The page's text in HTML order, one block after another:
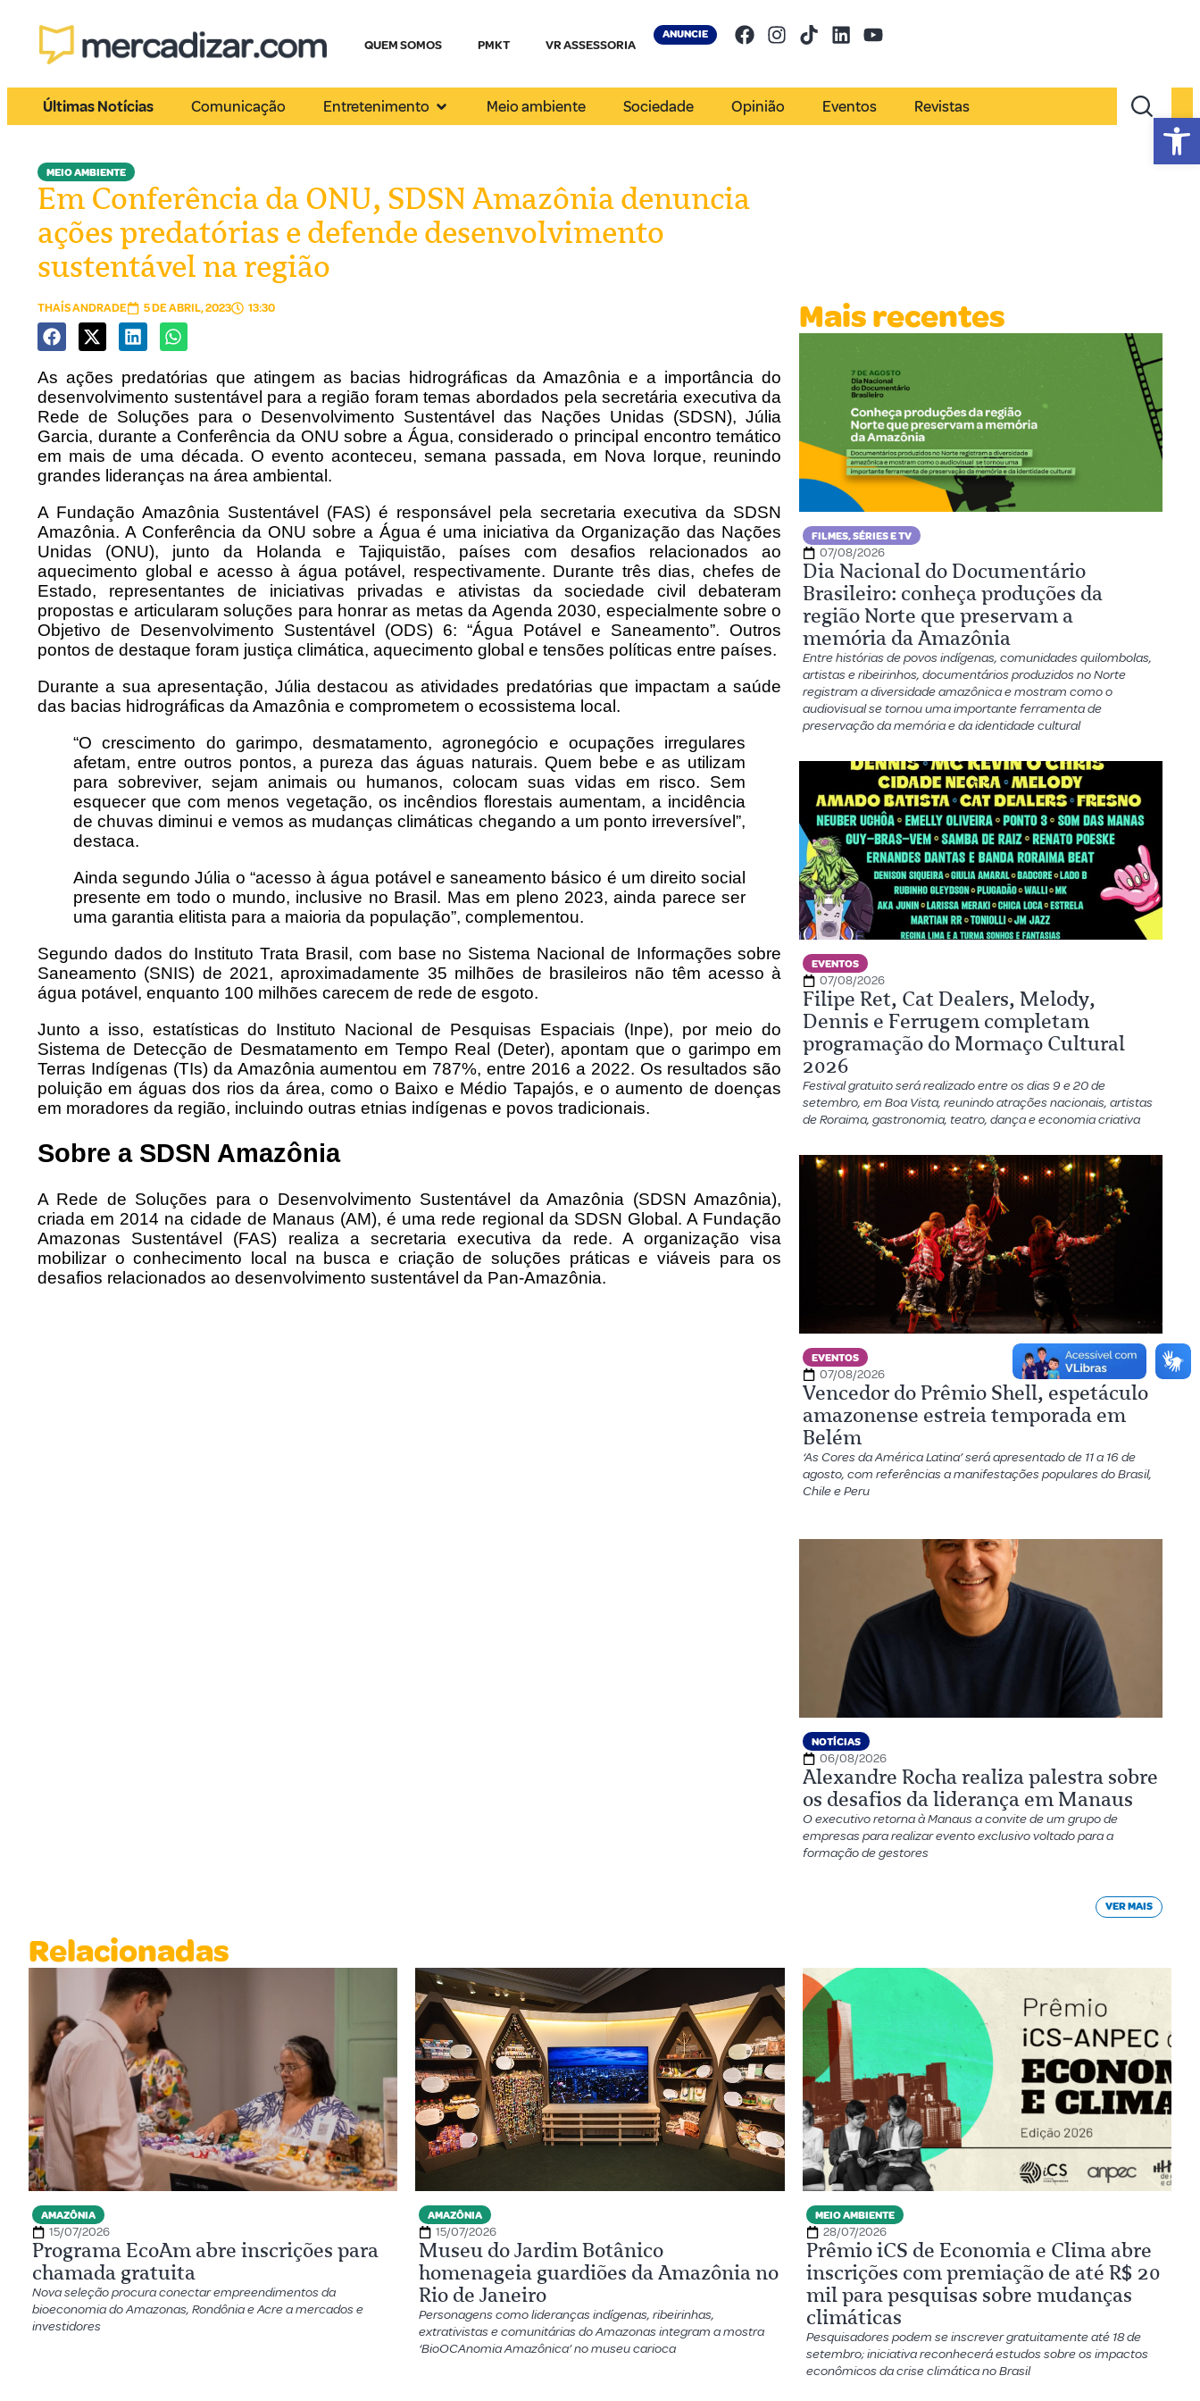
QUEM SOMOS PMKT VR ASSESSORIA
ANUNCIE
Últimas Notícias Comunicação Entretenimento Meio ambiente Sociedade Opinião Eventos Revistas
MEIO AMBIENTE
Em Conferência da ONU, SDSN Amazônia denuncia
ações predatórias e defende desenvolvimento
sustentável na região
THAÍS ANDRADE 5 DE ABRIL, 2023 13:30
As ações predatórias que atingem as bacias hidrográficas da Amazônia e a importância do
desenvolvimento sustentável para a região foram temas abordados pela secretária executiva da
Rede de Soluções para o Desenvolvimento Sustentável das Nações Unidas (SDSN), Júlia
Garcia, durante a Conferência da ONU sobre a Água, considerado o principal encontro temático
em mais de uma década. O evento aconteceu, semana passada, em Nova Iorque, reunindo
grandes lideranças na área ambiental.
A Fundação Amazônia Sustentável (FAS) é responsável pela secretaria executiva da SDSN
Amazônia. A Conferência da ONU sobre a Água é uma iniciativa da Organização das Nações
Unidas (ONU), junto da Holanda e Tajiquistão, países com desafios relacionados ao
aquecimento global e acesso à água potável, respectivamente. Durante três dias, chefes de
Estado, representantes de iniciativas privadas e ativistas da sociedade civil debateram
propostas e articularam soluções para honrar as metas da Agenda 2030, especialmente sobre o
Objetivo de Desenvolvimento Sustentável (ODS) 6: “Água Potável e Saneamento”. Outros
pontos de destaque foram justiça climática, aquecimento global e tensões políticas entre países.
Durante a sua apresentação, Júlia destacou as atividades predatórias que impactam a saúde
das bacias hidrográficas da Amazônia e comprometem o ecossistema local.
“O crescimento do garimpo, desmatamento, agronegócio e ocupações irregulares
afetam, entre outros pontos, a pureza das águas naturais. Quem bebe e as utilizam
para sobreviver, sejam animais ou humanos, colocam suas vidas em risco. Sem
esquecer que com menos vegetação, os incêndios florestais aumentam, a incidência
de chuvas diminui e vemos as mudanças climáticas chegando a um ponto irreversível”,
destaca.
Ainda segundo Júlia o “acesso à água potável e saneamento básico é um direito social
presente em todo o mundo, inclusive no Brasil. Mas em pleno 2023, ainda parece ser
uma garantia elitista para a maioria da população”, complementou.
Segundo dados do Instituto Trata Brasil, com base no Sistema Nacional de Informações sobre
Saneamento (SNIS) de 2021, aproximadamente 35 milhões de brasileiros não têm acesso à
água potável, enquanto 100 milhões carecem de rede de esgoto.
Junto a isso, estatísticas do Instituto Nacional de Pesquisas Espaciais (Inpe), por meio do
Sistema de Detecção de Desmatamento em Tempo Real (Deter), apontam que o garimpo em
Terras Indígenas (TIs) da Amazônia aumentou em 787%, entre 2016 a 2022. Os resultados são
poluição em águas dos rios da área, como o Baixo e Médio Tapajós, e o aumento de doenças
em moradores da região, incluindo outras etnias indígenas e povos tradicionais.
Sobre a SDSN Amazônia
A Rede de Soluções para o Desenvolvimento Sustentável da Amazônia (SDSN Amazônia),
criada em 2014 na cidade de Manaus (AM), é uma rede regional da SDSN Global. A Fundação
Amazonas Sustentável (FAS) realiza a secretaria executiva da rede. A organização visa
mobilizar o conhecimento local na busca e criação de soluções práticas e viáveis para os
desafios relacionados ao desenvolvimento sustentável da Pan-Amazônia.
Mais recentes
FILMES, SÉRIES E TV
07/08/2026
Dia Nacional do Documentário
Brasileiro: conheça produções da
região Norte que preservam a
memória da Amazônia
Entre histórias de povos indígenas, comunidades quilombolas,
artistas e ribeirinhos, documentários produzidos no Norte
registram a diversidade amazônica e mostram como o
audiovisual se tornou uma importante ferramenta de
preservação da memória e da identidade cultural
EVENTOS
07/08/2026
Filipe Ret, Cat Dealers, Melody,
Dennis e Ferrugem completam
programação do Mormaço Cultural
2026
Festival gratuito será realizado entre os dias 9 e 20 de
setembro, em Boa Vista, reunindo atrações nacionais, artistas
de Roraima, gastronomia, teatro, dança e economia criativa
EVENTOS
07/08/2026
Vencedor do Prêmio Shell, espetáculo
amazonense estreia temporada em
Belém
‘As Cores da América Latina’ será apresentado de 11 a 16 de
agosto, com referências a manifestações populares do Brasil,
Chile e Peru
NOTÍCIAS
06/08/2026
Alexandre Rocha realiza palestra sobre
os desafios da liderança em Manaus
O executivo retorna à Manaus a convite de um grupo de
empresas para realizar evento exclusivo voltado para a
formação de gestores
VER MAIS
Relacionadas
AMAZÔNIA
15/07/2026
Programa EcoAm abre inscrições para
chamada gratuita
Nova seleção procura conectar empreendimentos da
bioeconomia do Amazonas, Rondônia e Acre a mercados e
investidores
AMAZÔNIA
15/07/2026
Museu do Jardim Botânico
homenageia guardiões da Amazônia no
Rio de Janeiro
Personagens como lideranças indígenas, ribeirinhas,
extrativistas e comunitárias do Amazonas integram a mostra
‘BioOCAnomia Amazônica’ no museu carioca
MEIO AMBIENTE
28/07/2026
Prêmio iCS de Economia e Clima abre
inscrições com premiação de até R$ 20
mil para pesquisas sobre mudanças
climáticas
Pesquisadores podem se inscrever gratuitamente até 18 de
setembro; iniciativa reconhecerá estudos sobre os impactos
econômicos da crise climática no Brasil